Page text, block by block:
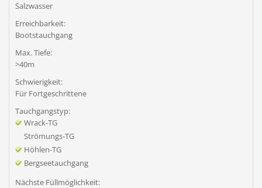
Salzwasser
Erreichbarkeit:
Bootstauchgang
Max. Tiefe:
>40m
Schwierigkeit:
Für Fortgeschrittene
Tauchgangstyp:
Wrack-TG
Strömungs-TG
Höhlen-TG
Bergseetauchgang
Nächste Füllmöglichkeit: